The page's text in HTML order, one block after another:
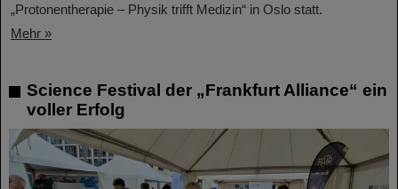
„Protonentherapie – Physik trifft Medizin“ in Oslo statt.
Mehr »
Science Festival der „Frankfurt Alliance“ ein
voller Erfolg